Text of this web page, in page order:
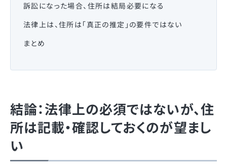
訴訟になった場合、住所は結局必要になる
法律上は、住所は「真正の推定」の要件ではない
まとめ
結論：法律上の必須ではないが、住
所は記載・確認しておくのが望まし
い